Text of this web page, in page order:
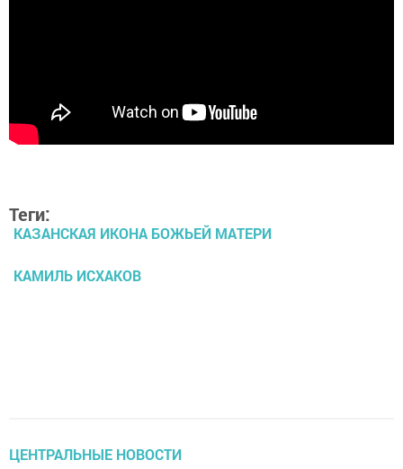
Теги:
КАЗАНСКАЯ ИКОНА БОЖЬЕЙ МАТЕРИ
КАМИЛЬ ИСХАКОВ
ЦЕНТРАЛЬНЫЕ НОВОСТИ